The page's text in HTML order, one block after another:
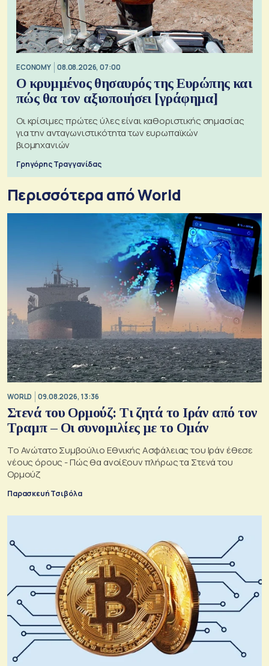
ECONOMY 08.08.2026, 07:00
Ο κρυμμένος θησαυρός της Ευρώπης και
πώς θα τον αξιοποιήσει [γράφημα]
Οι κρίσιμες πρώτες ύλες είναι καθοριστικής σημασίας
για την ανταγωνιστικότητα των ευρωπαϊκών
βιομηχανιών
Γρηγόρης Τραγγανίδας
Περισσότερα από World
WORLD 09.08.2026, 13:36
Στενά του Ορμούζ: Τι ζητά το Ιράν από τον
Τραμπ – Οι συνομιλίες με το Ομάν
Το Ανώτατο Συμβούλιο Εθνικής Ασφάλειας του Ιράν έθεσε
νέους όρους - Πώς θα ανοίξουν πλήρως τα Στενά του
Ορμούζ
Παρασκευή Τσιβόλα